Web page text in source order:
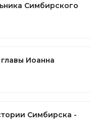
Симбирского
Иоанна
Симбирска -